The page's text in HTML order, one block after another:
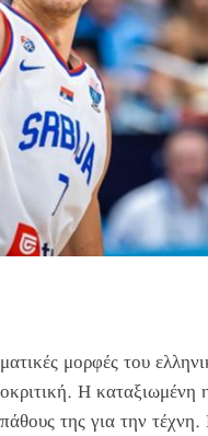
μορφές του
Η καταξιωμένη
της για την